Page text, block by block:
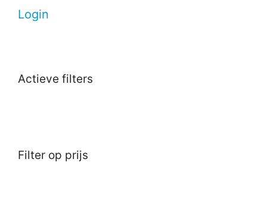
Login
Actieve filters
Filter op prijs